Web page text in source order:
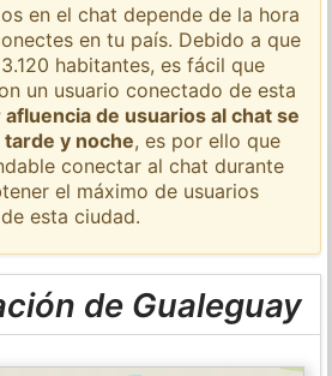
en el chat depende de la hora
en tu país. Debido a que
habitantes, es fácil que
un usuario conectado de esta
afluencia de usuarios al chat se
y noche, es por ello que
conectar al chat durante
el máximo de usuarios
esta ciudad.
de Gualeguay